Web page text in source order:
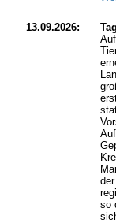
13.09.2026:
so